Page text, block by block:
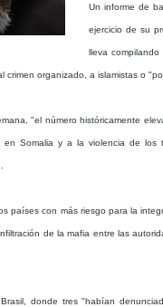
Un informe de
ejercicio de su
lleva
organizado, a islamistas o
"el número históricamente
en Somalia y a la violencia de
países con más riesgo para la
de la mafia entre las
donde tres "habían